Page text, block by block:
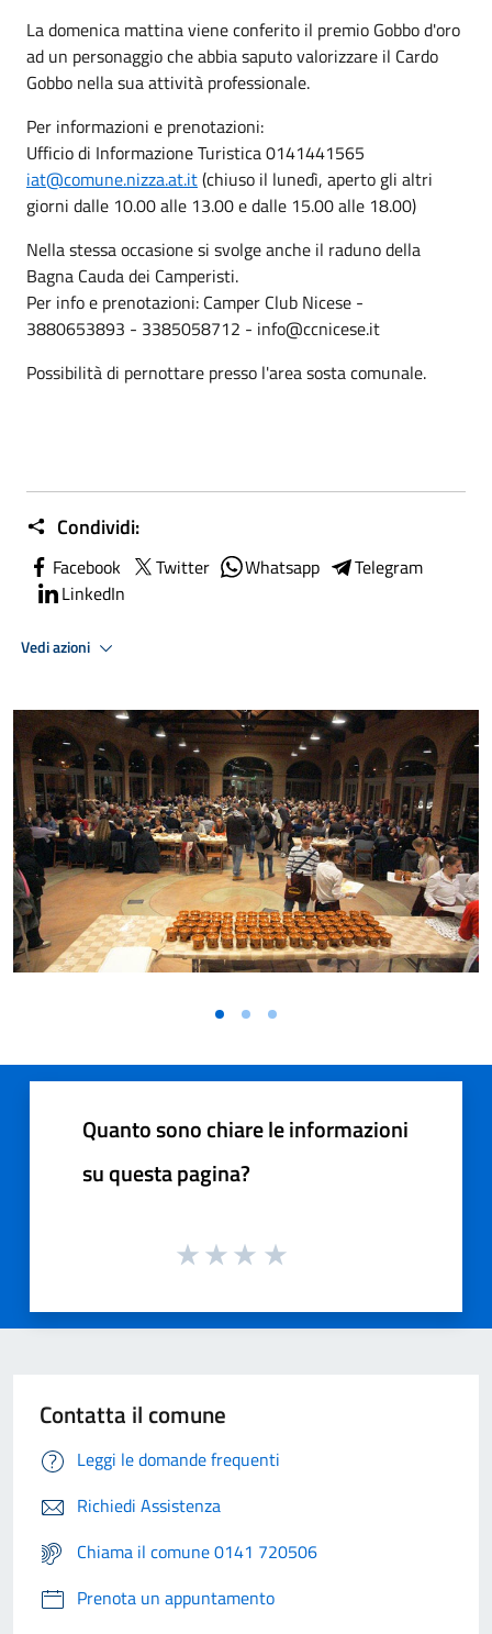
La domenica mattina viene conferito il premio Gobbo d'oro
ad un personaggio che abbia saputo valorizzare il Cardo
Gobbo nella sua attività professionale.
Per informazioni e prenotazioni:
Ufficio di Informazione Turistica 0141441565
iat@comune.nizza.at.it(chiuso il lunedì, aperto gli altri
giorni dalle 10.00 alle 13.00 e dalle 15.00 alle 18.00)
Nella stessa occasione si svolge anche il raduno della
Bagna Cauda dei Camperisti.
Per info e prenotazioni: Camper Club Nicese -
3880653893 - 3385058712 - info@ccnicese.it
Possibilità di pernottare presso l'area sosta comunale.
Condividi:
Facebook Twitter Whatsapp
Telegram
LinkedIn
Vedi azioni
Quanto sono chiare le informazioni
su questa pagina?
Contatta il comune
Leggi le domande frequenti
Richiedi Assistenza
Chiama il comune 0141 720506
Prenota un appuntamento